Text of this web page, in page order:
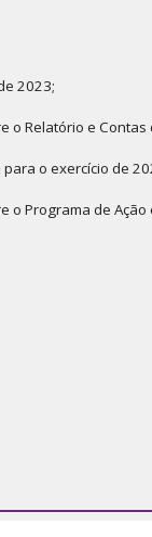
2023;
o Relatório e
o exercício de
o Programa de